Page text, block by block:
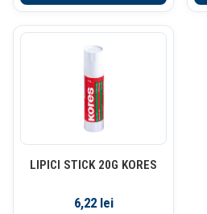
LIPICI STICK 20G KORES
6,22 lei